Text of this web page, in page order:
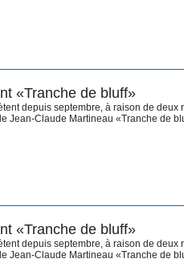
«Tranche de bluff»
depuis septembre, à raison de deux
Jean-Claude Martineau «Tranche de
«Tranche de bluff»
depuis septembre, à raison de deux
Jean-Claude Martineau «Tranche de